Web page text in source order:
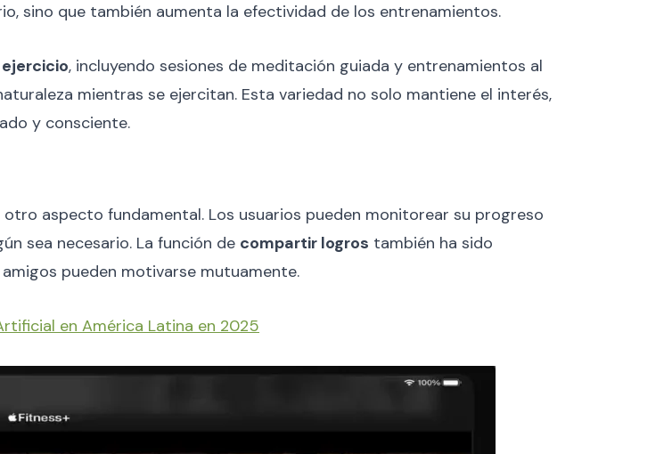
sino que también aumenta la efectividad de los entrenamientos.
, incluyendo sesiones de meditación guiada y entrenamientos al
mientras se ejercitan. Esta variedad no solo mantiene el interés,
y consciente.
aspecto fundamental. Los usuarios pueden monitorear su progreso
sea necesario. La función de compartir logros también ha sido
pueden motivarse mutuamente.
en América Latina en 2025